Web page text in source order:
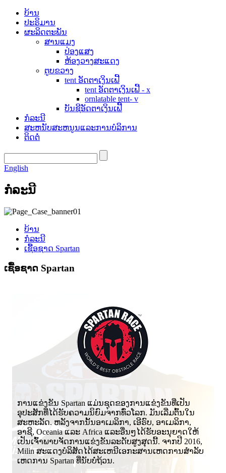
ບ້ານ
ປະຣິມານ
ຜະລິດຕະພັນ
ສານແມງ
ປ່ອງແສງ
ຫ້ອງວາງສະແດງ
ຕູບຂວາງ
tent ອັດຕາເງິນເຟີ້
tent ອັດຕາເງິນເຟີ້ - x
ornlatable tent- v
ບັນຊີອັດຕາເງິນເຟີ້
ກໍລະນີ
ສະຫນັບສະຫນູນແລະການບໍລິການ
ຕິດຕໍ່
English
ກໍລະນີ
ບ້ານ
ກໍລະນີ
ເຊື້ອຊາດ Spartan
ເຊື້ອຊາດ Spartan
ການແຂ່ງຂັນ Spartan ແມ່ນຊຸດຂອງການແຂ່ງຂັນທີ່ເປັນ
ອຸປະສັກທີ່ໄດ້ຮັບຄວາມນິຍົມຈາກທົ່ວໂລກ. ມັນເລີ່ມຕົ້ນໃນ
ສະຫະລັດ. ຫລັງຈາກນັ້ນອາເມລິກາ, ເອີຣົບ, ອາເມລິກາ,
ອາຊີ, Oceania ແລະ Africa ແລະອື່ນໆໄດ້ຮັບອະນຸຍາດໃຫ້
ເປັນເຈົ້າພາບຈັດການແຂ່ງຂັນລະດັບສູງສຸດນີ້. ຈາກປີ 2016,
Milin ສະແດງບໍລິສັດໄດ້ສະເຫນີເອກະສານເຫດການສໍາລັບ
ເຫດການ Spartan ທີ່ນັບບໍ່ຖ້ວນ.